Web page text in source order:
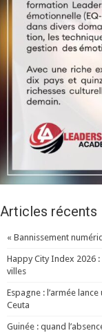
Articles récents
« Bannissement
Happy City Index 2026
villes
Espagne : l’armée
Ceuta
Guinée : quand